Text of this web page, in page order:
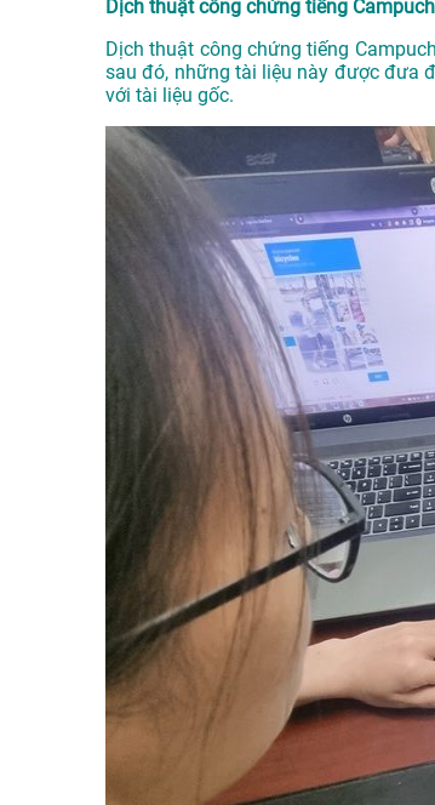
Dịch thuật công chứng tiếng
Dịch thuật công chứng tiếng
sau đó, những tài liệu này được đưa
với tài liệu gốc.